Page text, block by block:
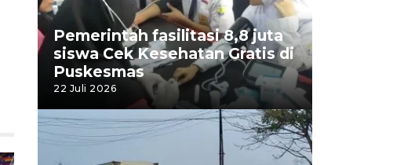
Pemerintah fasilitasi 8,8 juta
siswa Cek Kesehatan Gratis di
Puskesmas
22 Juli 2026